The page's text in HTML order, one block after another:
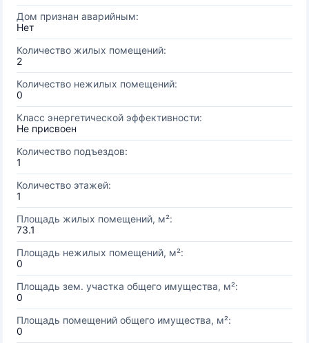
Дом признан аварийным:
Нет
Количество жилых помещений:
2
Количество нежилых помещений:
0
Класс энергетической эффективности:
Не присвоен
Количество подъездов:
1
Количество этажей:
1
Площадь жилых помещений, м²:
73.1
Площадь нежилых помещений, м²:
0
Площадь зем. участка общего имущества, м²:
0
Площадь помещений общего имущества, м²:
0